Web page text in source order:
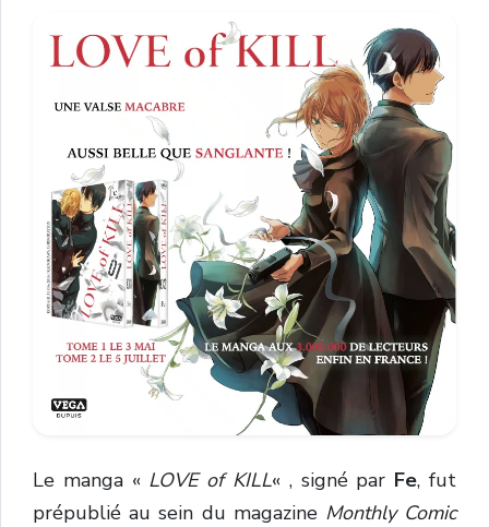
Le manga « LOVE of KILL« , signé par Fe, fut
prépublié au sein du magazine Monthly Comic